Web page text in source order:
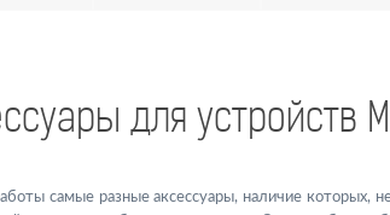
для устройств
самые разные аксессуары, наличие которых,